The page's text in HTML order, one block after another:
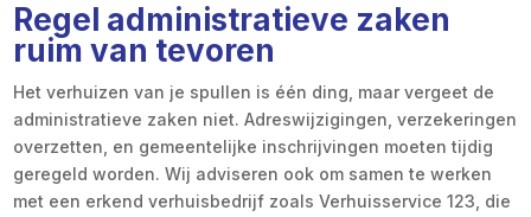
Regel administratieve zaken
ruim van tevoren
Het verhuizen van je spullen is één ding, maar vergeet de
administratieve zaken niet. Adreswijzigingen, verzekeringen
overzetten, en gemeentelijke inschrijvingen moeten tijdig
geregeld worden. Wij adviseren ook om samen te werken
met een erkend verhuisbedrijf zoals Verhuisservice 123, die